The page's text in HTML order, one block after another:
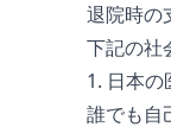
退院時の
下記の社
1. 日本
誰でも自